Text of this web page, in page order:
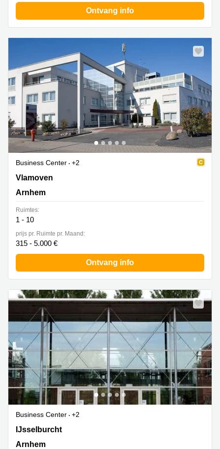
Ontvang info
Business Center
+2
Vlamoven 34, Arnhem
Vlamoven
Arnhem
Ruimtes:
1 - 10
prijs pr. Ruimte pr. Maand:
315 - 5.000 €
Ontvang info
Business Center
+2
IJsselburcht 3, Arnhem
IJsselburcht
Arnhem